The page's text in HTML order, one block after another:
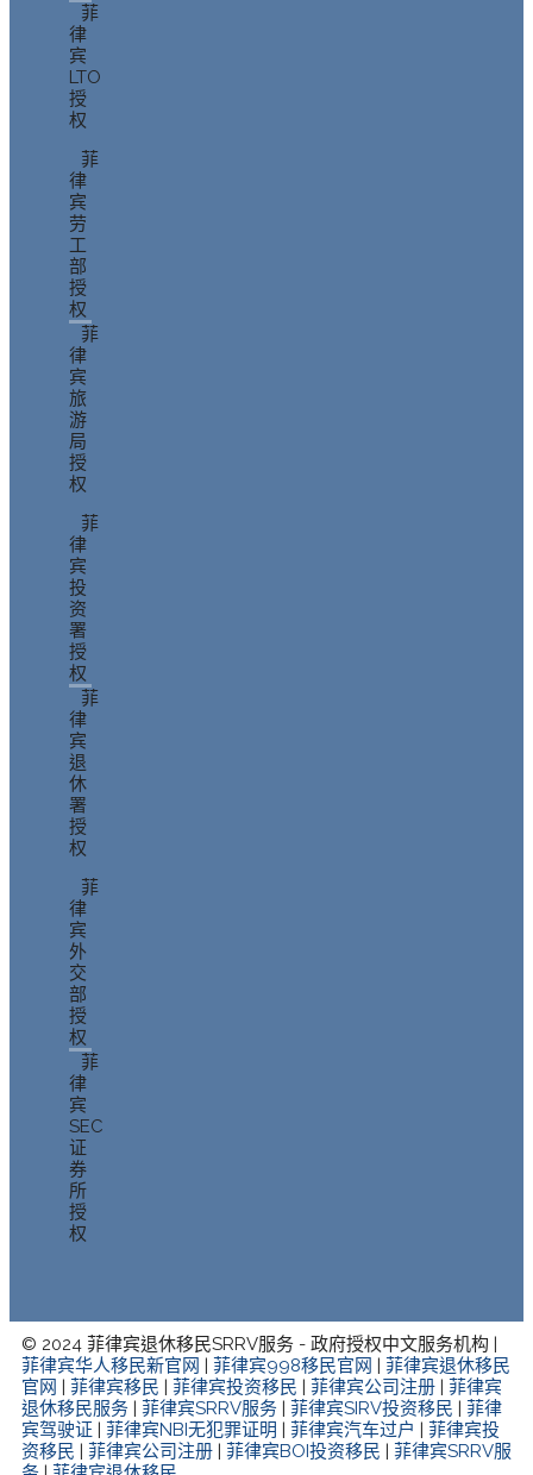
菲
律
宾
LTO
授
权
菲
律
宾
劳
工
部
授
权
菲
律
宾
旅
游
局
授
权
菲
律
宾
投
资
署
授
权
菲
律
宾
退
休
署
授
权
菲
律
宾
外
交
部
授
权
菲
律
宾
SEC
证
券
所
授
权
© 2024 菲律宾退休移民SRRV服务 - 政府授权中文服务机构 |
菲律宾华人移民新官网 | 菲律宾998移民官网 | 菲律宾退休移民
官网 | 菲律宾移民 | 菲律宾投资移民 | 菲律宾公司注册 | 菲律宾
退休移民服务 | 菲律宾SRRV服务 | 菲律宾SIRV投资移民 | 菲律
宾驾驶证 | 菲律宾NBI无犯罪证明 | 菲律宾汽车过户 | 菲律宾投
资移民 | 菲律宾公司注册 | 菲律宾BOI投资移民 | 菲律宾SRRV服